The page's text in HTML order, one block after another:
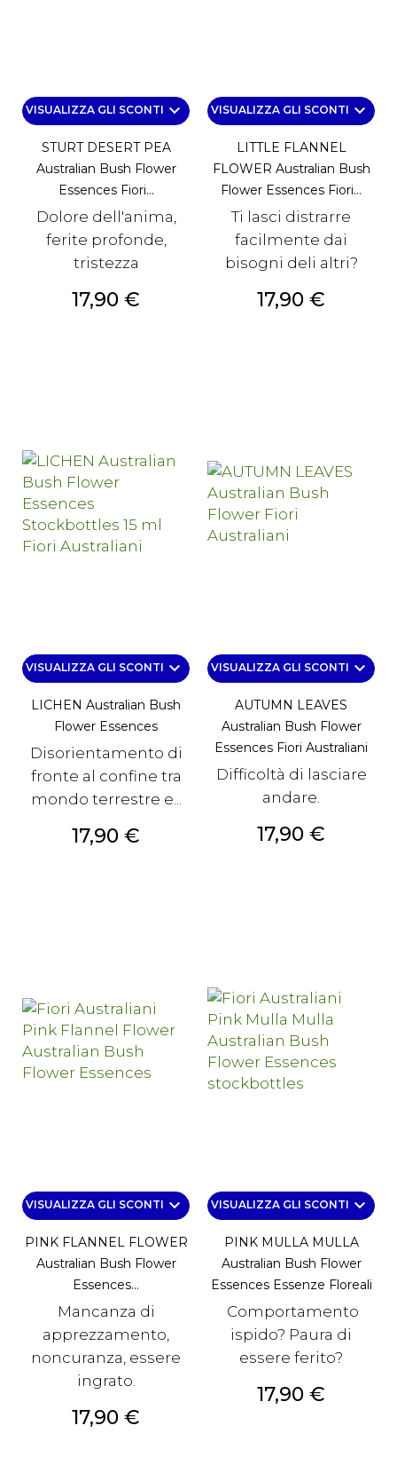
VISUALIZZA GLI SCONTI keyboard_arrow_down
STURT DESERT PEA
Australian Bush Flower
Essences Fiori...
Dolore dell'anima,
ferite profonde,
tristezza
Prezzo
17,90 €
VISUALIZZA GLI SCONTI keyboard_arrow_down
LITTLE FLANNEL
FLOWER Australian Bush
Flower Essences Fiori...
Ti lasci distrarre
facilmente dai
bisogni deli altri?
Prezzo
17,90 €
VISUALIZZA GLI SCONTI keyboard_arrow_down
LICHEN Australian Bush
Flower Essences
Disorientamento di
fronte al confine tra
mondo terrestre e...
Prezzo
17,90 €
VISUALIZZA GLI SCONTI keyboard_arrow_down
AUTUMN LEAVES
Australian Bush Flower
Essences Fiori Australiani
Difficoltà di lasciare
andare.
Prezzo
17,90 €
VISUALIZZA GLI SCONTI keyboard_arrow_down
PINK FLANNEL FLOWER
Australian Bush Flower
Essences...
Mancanza di
apprezzamento,
noncuranza, essere
ingrato.
Prezzo
17,90 €
VISUALIZZA GLI SCONTI keyboard_arrow_down
PINK MULLA MULLA
Australian Bush Flower
Essences Essenze Floreali
Comportamento
ispido? Paura di
essere ferito?
Prezzo
17,90 €